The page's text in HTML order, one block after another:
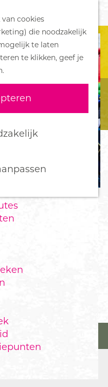
cookies
die noodzakelijk
te laten
te klikken, geef je
EDE